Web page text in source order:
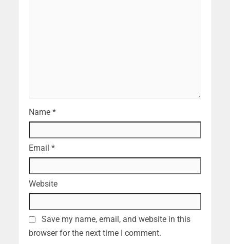
Name *
Email *
Website
Save my name, email, and website in this
browser for the next time I comment.